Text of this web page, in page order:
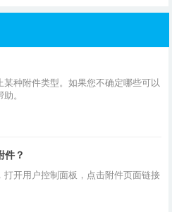
种附件类型。如果您不确定哪些可以
。
件？
开用户控制面板，点击附件页面链接